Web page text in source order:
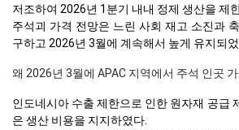
저조하여 2026년 1분기 내내 정제 생산을 제
주석괴 가격 전망은 느린 사회 재고 소진과
구하고 2026년 3월에 계속해서 높게 유지되
왜 2026년 3월에 APAC 지역에서 주석 인곳
인도네시아 수출 제한으로 인한 원자재 공급
은 생산 비용을 지지하였다.